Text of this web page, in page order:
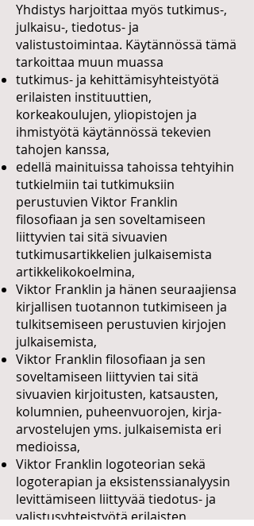
Yhdistys harjoittaa myös tutkimus-,
julkaisu-, tiedotus- ja
valistustoimintaa. Käytännössä tämä
tarkoittaa muun muassa
tutkimus- ja kehittämisyhteistyötä
erilaisten instituuttien,
korkeakoulujen, yliopistojen ja
ihmistyötä käytännössä tekevien
tahojen kanssa,
edellä mainituissa tahoissa tehtyihin
tutkielmiin tai tutkimuksiin
perustuvien Viktor Franklin
filosofiaan ja sen soveltamiseen
liittyvien tai sitä sivuavien
tutkimusartikkelien julkaisemista
artikkelikokoelmina,
Viktor Franklin ja hänen seuraajiensa
kirjallisen tuotannon tutkimiseen ja
tulkitsemiseen perustuvien kirjojen
julkaisemista,
Viktor Franklin filosofiaan ja sen
soveltamiseen liittyvien tai sitä
sivuavien kirjoitusten, katsausten,
kolumnien, puheenvuorojen, kirja-
arvostelujen yms. julkaisemista eri
medioissa,
Viktor Franklin logoteorian sekä
logoterapian ja eksistenssianalyysin
levittämiseen liittyvää tiedotus- ja
valistusyhteistyötä erilaisten